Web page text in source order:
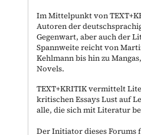
Im Mittelpunkt von
Autoren der
Gegenwart, aber auch der
Spannweite reicht von
Kehlmann bis hin zu
Novels.
TEXT+KRITIK vermittelt
kritischen Essays Lust auf
alle, die sich mit Literatur
Der Initiator dieses Forums